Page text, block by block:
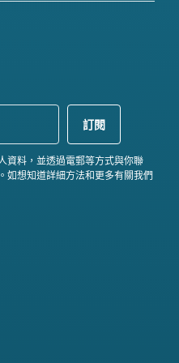
資料，並透過電郵等方式與你聯
如想知道詳細方法和更多有關我們